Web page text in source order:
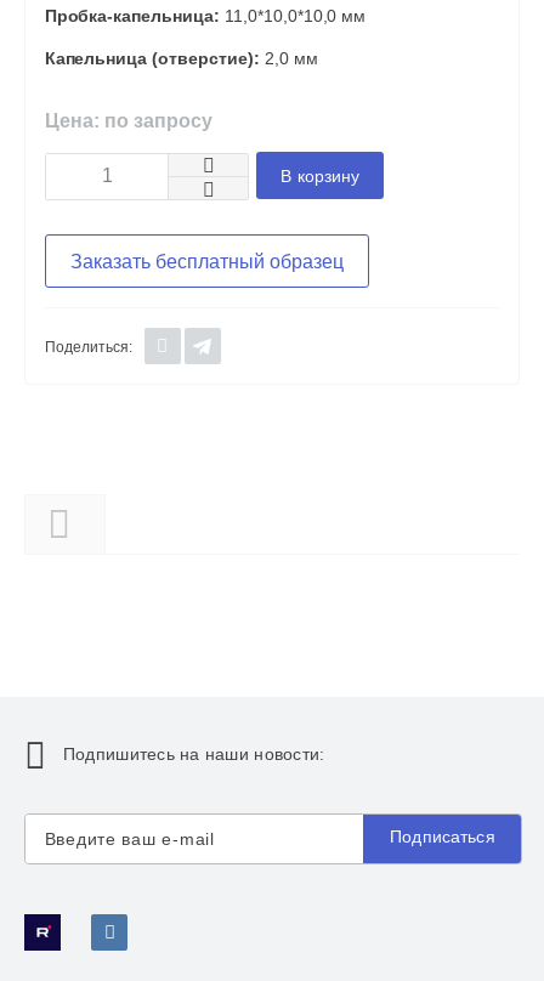
Пробка-капельница: 11,0*10,0*10,0 мм
Капельница (отверстие): 2,0 мм
Цена: по запросу
В корзину
Заказать бесплатный образец
Поделиться:
Подпишитесь на наши новости:
Подписаться